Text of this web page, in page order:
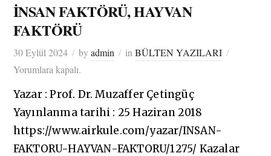
İNSAN FAKTÖRÜ, HAYVAN
FAKTÖRÜ
30 Eylül 2024 byadmin inBÜLTEN YAZILARI
Yorumlara kapalı.
Yazar : Prof. Dr. Muzaffer Çetingüç
Yayınlanma tarihi : 25 Haziran 2018
https://www.airkule.com/yazar/INSAN-
FAKTORU-HAYVAN-FAKTORU/1275/ Kazalar